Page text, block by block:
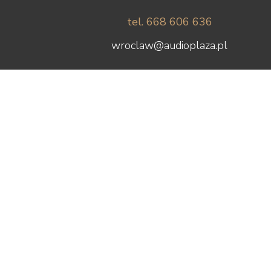
tel. 668 606 636
wroclaw@audioplaza.pl